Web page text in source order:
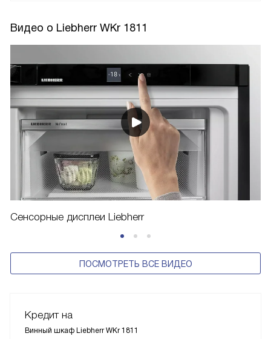
Видео о Liebherr WKr 1811
Сенсорные дисплеи Liebherr
ПОСМОТРЕТЬ ВСЕ ВИДЕО
Кредит на
Винный шкаф Liebherr WKr 1811